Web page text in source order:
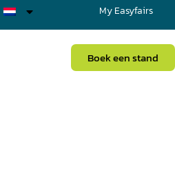
My Easyfairs
Boek een stand